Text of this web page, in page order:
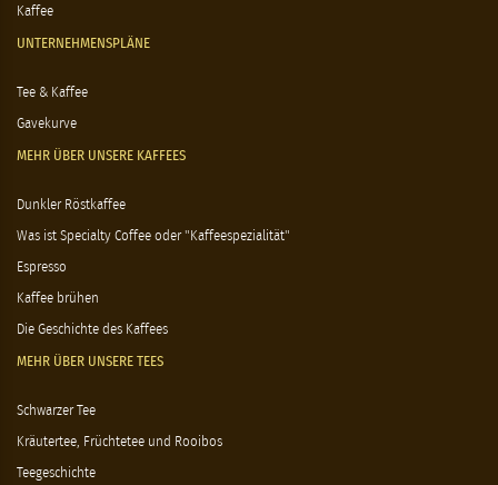
Kaffee
UNTERNEHMENSPLÄNE
Tee & Kaffee
Gavekurve
MEHR ÜBER UNSERE KAFFEES
Dunkler Röstkaffee
Was ist Specialty Coffee oder "Kaffeespezialität"
Espresso
Kaffee brühen
Die Geschichte des Kaffees
MEHR ÜBER UNSERE TEES
Schwarzer Tee
Kräutertee, Früchtetee und Rooibos
Teegeschichte